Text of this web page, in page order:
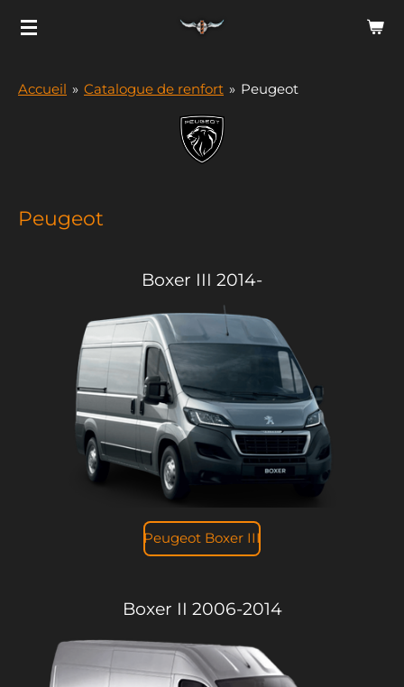
Passer
principal
Accueil » Catalogue de renfort » Peugeot
Peugeot
Boxer III 2014-
Peugeot Boxer III
Boxer II 2006-2014